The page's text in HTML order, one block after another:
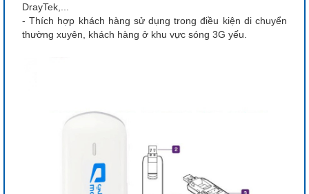
DrayTek,...
- Thích hợp khách hàng sử dụng trong điều kiện di chuyển
thường xuyên, khách hàng ở khu vực sóng 3G yếu.